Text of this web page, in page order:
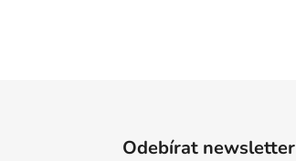
Odebírat newsletter